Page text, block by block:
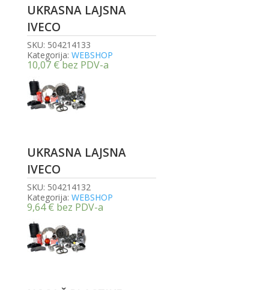
UKRASNA LAJSNA
IVECO
SKU: 504214133
Kategorija: WEBSHOP
10,07 €bez PDV-a
UKRASNA LAJSNA
IVECO
SKU: 504214132
Kategorija: WEBSHOP
9,64€ bez PDV-a